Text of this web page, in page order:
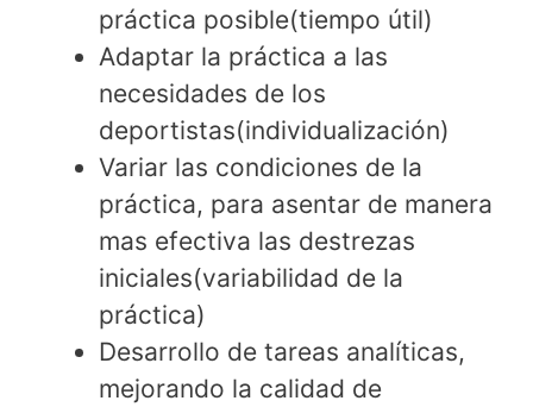
práctica posible(tiempo útil)
Adaptar la práctica a las
necesidades de los
deportistas(individualización)
Variar las condiciones de la
práctica, para asentar de manera
mas efectiva las destrezas
iniciales(variabilidad de la
práctica)
Desarrollo de tareas analíticas,
mejorando la calidad de